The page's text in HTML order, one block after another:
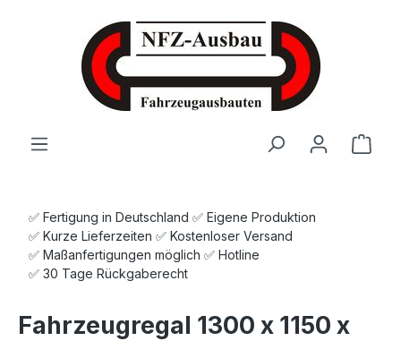
Zum Hauptinhalt springen
✅ Fertigung in Deutschland ✅ Eigene Produktion
✅ Kurze Lieferzeiten ✅ Kostenloser Versand
✅ Maßanfertigungen möglich ✅ Hotline
✅ 30 Tage Rückgaberecht
Fahrzeugregal 1300 x 1150 x